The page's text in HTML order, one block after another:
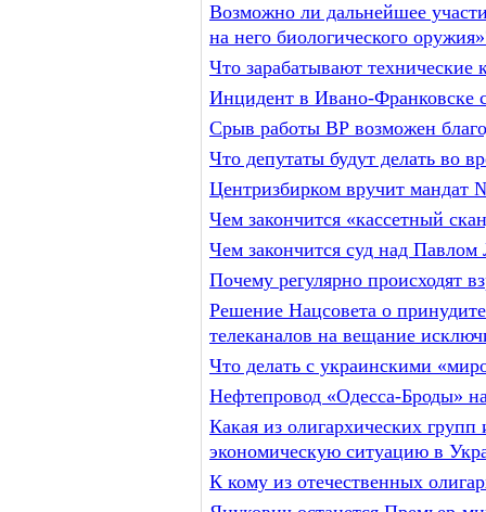
Возможно ли дальнейшее
на него биологического
Что зарабатывают
Инцидент в Ивано-Франковске
Срыв работы ВР возможен
Что депутаты будут делать во
Центризбирком вручит мандат
Чем закончится «кассетный
Чем закончится суд над Павлом
Почему регулярно происходят
Решение Нацсовета о
телеканалов на вещание
Что делать с украинскими
Нефтепровод «Одесса-Броды»
Какая из олигархических
экономическую ситуацию в
К кому из отечественных